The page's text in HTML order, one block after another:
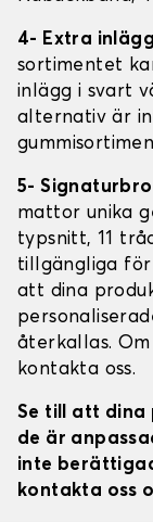
4- Extra
sortimentet
inlägg i svart
alternativ är
5-
mattor unika
typsnitt, 11
tillgängliga för
att dina
återkallas.
kontakta oss.
Se till att dina
de är
inte
kontakta oss